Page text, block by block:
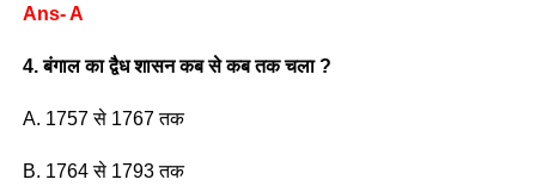
Ans- A
4. बंगाल का द्वैध शासन कब से कब तक चला ?
A. 1757 से 1767 तक
B. 1764 से 1793 तक